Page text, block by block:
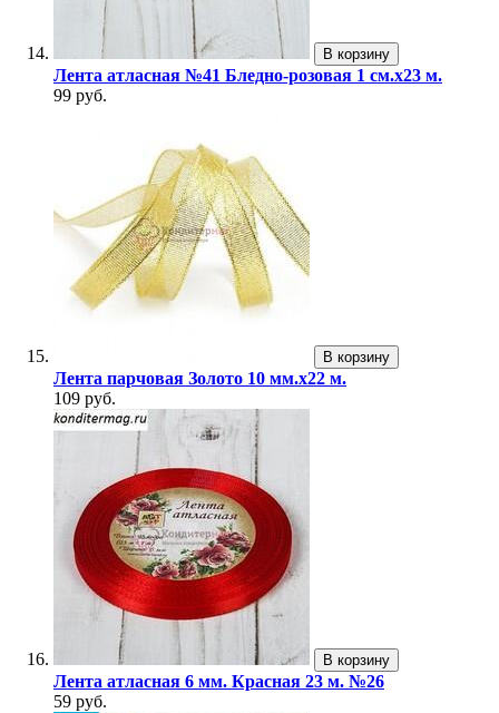
В корзину
Лента атласная №41 Бледно-розовая 1 см.х23 м.
99 руб.
В корзину
Лента парчовая Золото 10 мм.х22 м.
109 руб.
В корзину
Лента атласная 6 мм. Красная 23 м. №26
59 руб.